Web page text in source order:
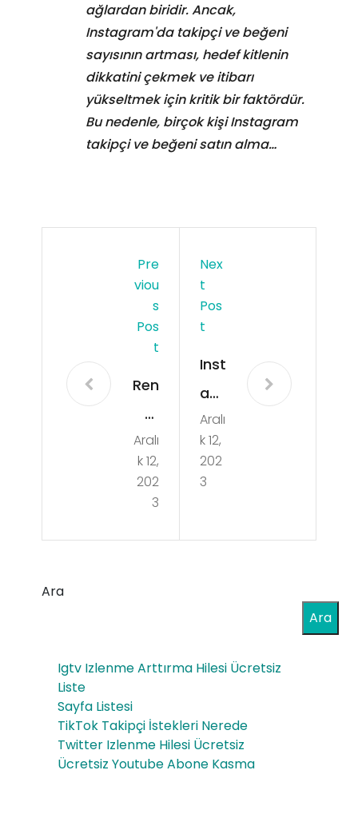
ağlardan biridir. Ancak,
Instagram'da takipçi ve beğeni
sayısının artması, hedef kitlenin
dikkatini çekmek ve itibarı
yükseltmek için kritik bir faktördür.
Bu nedenle, birçok kişi Instagram
takipçi ve beğeni satın alma…
Pre
Viou
S
Pos
T
Ren
kli
Ma
kar
ala
Bon
a
Slo
Aralı
k 12,
202
3
Nex
T
Pos
T
Inst
agr
am
Tak
ipçi
Beğ
Do
ğru
Aralı
k 12,
202
3
Ara
Ara
Igtv Izlenme Arttırma Hilesi Ücretsiz
Liste
Sayfa Listesi
TikTok Takipçi İstekleri Nerede
Twitter Izlenme Hilesi Ücretsiz
Ücretsiz Youtube Abone Kasma